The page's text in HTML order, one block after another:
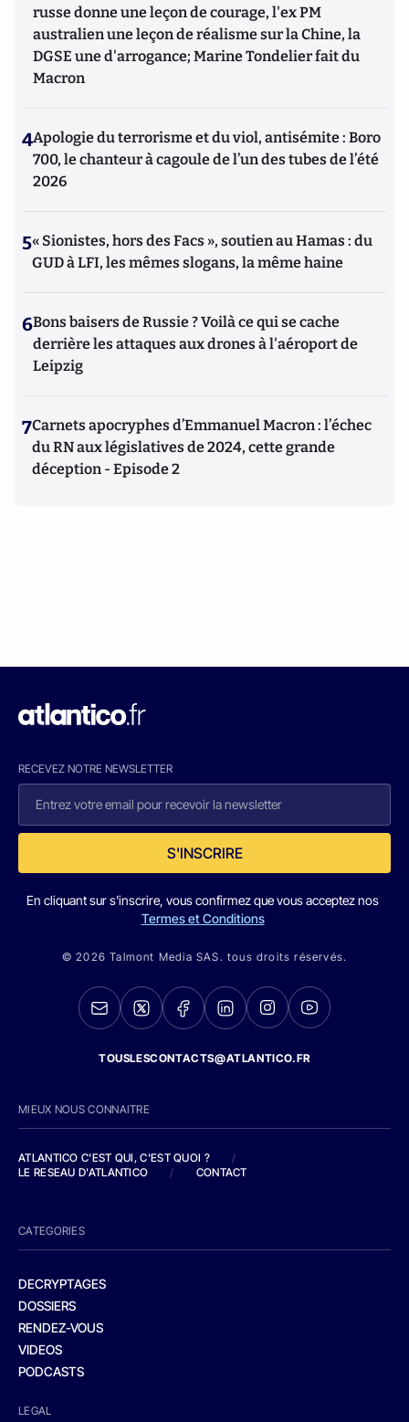
russe donne une leçon de courage, l'ex PM
australien une leçon de réalisme sur la Chine, la
DGSE une d'arrogance; Marine Tondelier fait du
Macron
4Apologie du terrorisme et du viol, antisémite : Boro
700, le chanteur à cagoule de l’un des tubes de l’été
2026
5« Sionistes, hors des Facs », soutien au Hamas : du
GUD à LFI, les mêmes slogans, la même haine
6Bons baisers de Russie ? Voilà ce qui se cache
derrière les attaques aux drones à l'aéroport de
Leipzig
7Carnets apocryphes d’Emmanuel Macron : l’échec
du RN aux législatives de 2024, cette grande
déception - Episode 2
RECEVEZ NOTRE NEWSLETTER
S'INSCRIRE
En cliquant sur s'inscrire, vous confirmez que vous acceptez nos
Termes et Conditions
© 2026 Talmont Media SAS. tous droits réservés.
TOUSLESCONTACTS@ATLANTICO.FR
MIEUX NOUS CONNAITRE
ATLANTICO C'EST QUI, C'EST QUOI ?
/
LE RESEAU D'ATLANTICO
/ CONTACT
CATEGORIES
DECRYPTAGES
DOSSIERS
RENDEZ-VOUS
VIDEOS
PODCASTS
LEGAL